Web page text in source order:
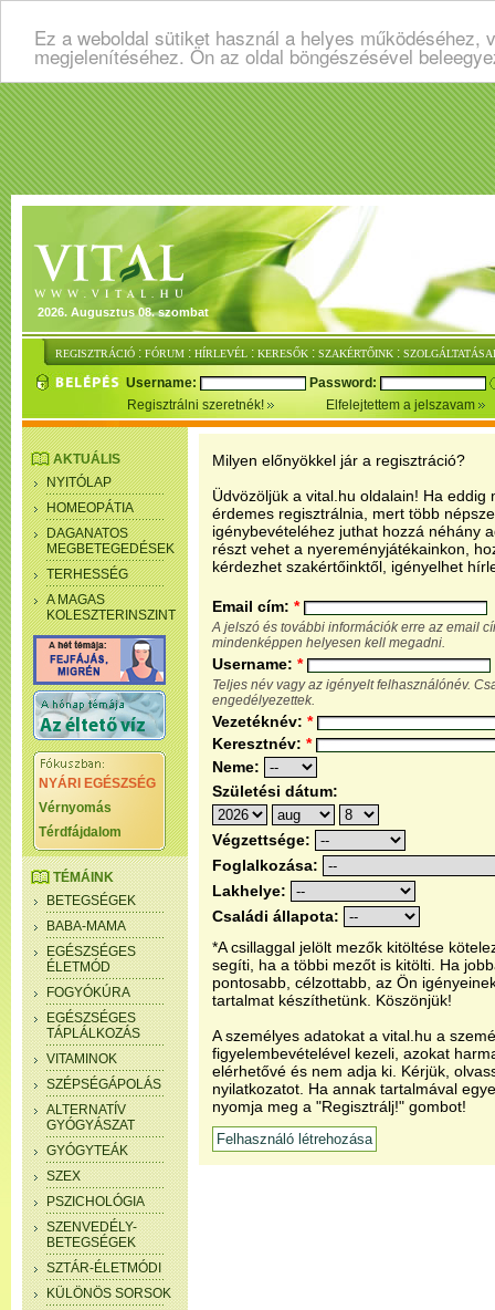
Ez a weboldal sütiket használ a helyes
megjelenítéséhez. Ön az oldal böngészésével
2026. Augusztus 08. szombat
REGISZTRÁCIÓ : FÓRUM : HÍRLEVÉL : KERESŐK : SZAKÉRTŐINK :
Username:
Password:
Regisztrálni szeretnék!
Elfelejtettem a jelszavam
AKTUÁLIS
NYITÓLAP
HOMEOPÁTIA
DAGANATOS
MEGBETEGEDÉSEK
TERHESSÉG
A MAGAS
KOLESZTERINSZINT
NYÁRI EGÉSZSÉG
Vérnyomás
Térdfájdalom
TÉMÁINK
BETEGSÉGEK
BABA-MAMA
EGÉSZSÉGES
ÉLETMÓD
FOGYÓKÚRA
EGÉSZSÉGES
TÁPLÁLKOZÁS
VITAMINOK
SZÉPSÉGÁPOLÁS
ALTERNATÍV
GYÓGYÁSZAT
GYÓGYTEÁK
SZEX
PSZICHOLÓGIA
SZENVEDÉLY-
BETEGSÉGEK
SZTÁR-ÉLETMÓDI
KÜLÖNÖS SORSOK
Milyen előnyökkel jár a regisztráció?
Üdvözöljük a vital.hu oldalain! Ha eddig
érdemes regisztrálnia, mert több
igénybevételéhez juthat hozzá néhány
részt vehet a nyereményjátékainkon,
kérdezhet szakértőinktől, igényelhet
Email cím: *
A jelszó és további információk erre az email
mindenképpen helyesen kell megadni.
Username: *
Teljes név vagy az igényelt felhasználónév.
engedélyezettek.
Vezetéknév: *
Keresztnév: *
Neme:
Születési dátum:
Végzettsége:
Foglalkozása:
Lakhelye:
Családi állapota:
*A csillaggal jelölt mezők kitöltése
segíti, ha a többi mezőt is kitölti. Ha
pontosabb, célzottabb, az Ön
tartalmat készíthetünk. Köszönjük!
A személyes adatokat a vital.hu a
figyelembevételével kezeli, azokat
elérhetővé és nem adja ki. Kérjük,
nyilatkozatot. Ha annak tartalmával
nyomja meg a "Regisztrálj!" gombot!